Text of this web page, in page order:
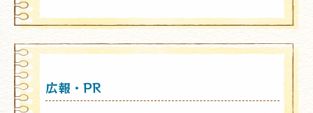
広報・PR